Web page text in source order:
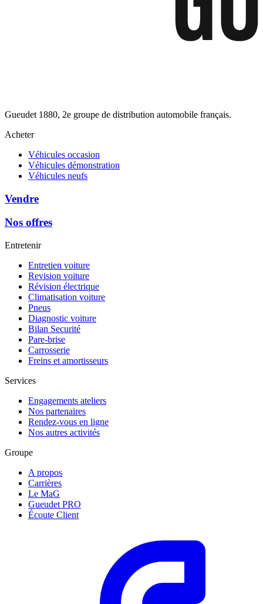
Gueudet 1880, 2e groupe de distribution automobile français.
Acheter
Véhicules occasion
Véhicules démonstration
Véhicules neufs
Vendre
Nos offres
Entretenir
Entretien voiture
Revision voiture
Révision électrique
Climatisation voiture
Pneus
Diagnostic voiture
Bilan Securité
Pare-brise
Carrosserie
Freins et amortisseurs
Services
Engagements ateliers
Nos partenaires
Rendez-vous en ligne
Nos autres activités
Groupe
A propos
Carrières
Le MaG
Gueudet PRO
Écoute Client